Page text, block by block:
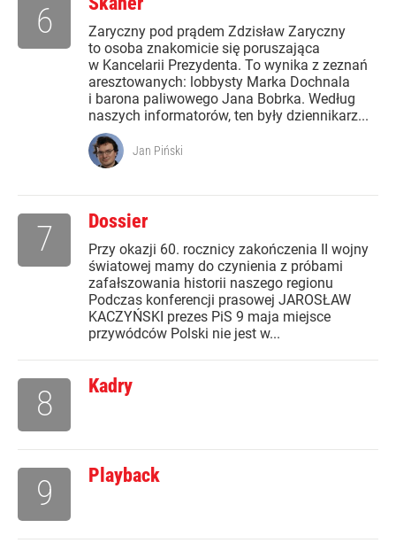
Zaryczny pod prądem Zdzisław Zaryczny
to osoba znakomicie się poruszająca
w Kancelarii Prezydenta. To wynika z zeznań
aresztowanych: lobbysty Marka Dochnala
i barona paliwowego Jana Bobrka. Według
naszych informatorów, ten były dziennikarz...
6
Jan Piński
Dossier
Przy okazji 60. rocznicy zakończenia II wojny
światowej mamy do czynienia z próbami
zafałszowania historii naszego regionu
Podczas konferencji prasowej JAROSŁAW
KACZYŃSKI prezes PiS 9 maja miejsce
przywódców Polski nie jest w...
7
Kadry
8
Playback
9